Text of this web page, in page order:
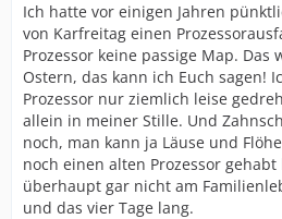
Ich hatte vor einigen Jahren
von Karfreitag einen
Prozessor keine passige Map. Das
Ostern, das kann ich Euch sagen!
Prozessor nur ziemlich leise
allein in meiner Stille. Und
noch, man kann ja Läuse und
noch einen alten Prozessor
überhaupt gar nicht am
und das vier Tage lang.